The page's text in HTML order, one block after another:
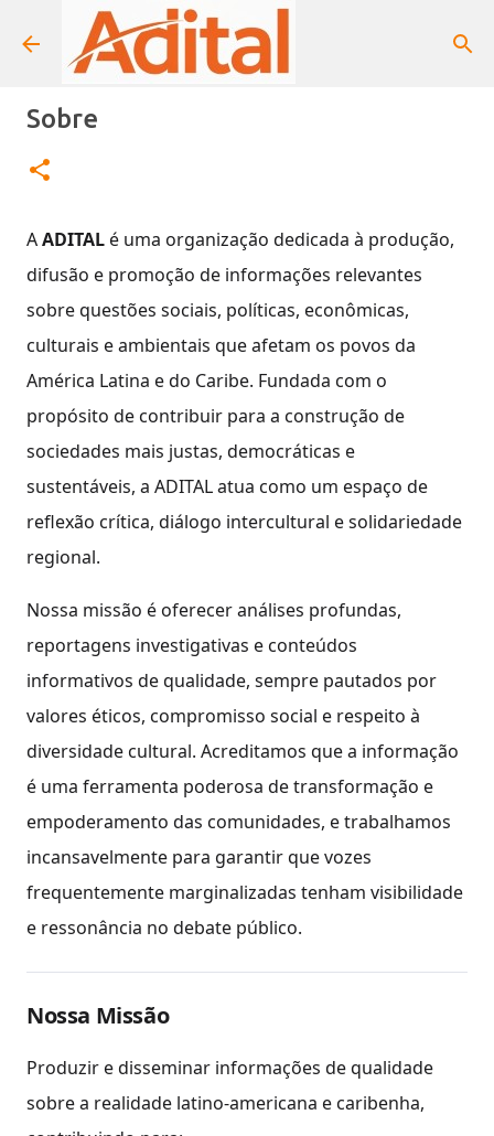
Pular para o conteúdo principal
Sobre
AADITAL é uma organização dedicada à produção,
difusão e promoção de informações relevantes
sobre questões sociais, políticas, econômicas,
culturais e ambientais que afetam os povos da
América Latina e do Caribe. Fundada com o
propósito de contribuir para a construção de
sociedades mais justas, democráticas e
sustentáveis, a ADITAL atua como um espaço de
reflexão crítica, diálogo intercultural e solidariedade
regional.
Nossa missão é oferecer análises profundas,
reportagens investigativas e conteúdos
informativos de qualidade, sempre pautados por
valores éticos, compromisso social e respeito à
diversidade cultural. Acreditamos que a informação
é uma ferramenta poderosa de transformação e
empoderamento das comunidades, e trabalhamos
incansavelmente para garantir que vozes
frequentemente marginalizadas tenham visibilidade
e ressonância no debate público.
Nossa Missão
Produzir e disseminar informações de qualidade
sobre a realidade latino-americana e caribenha,